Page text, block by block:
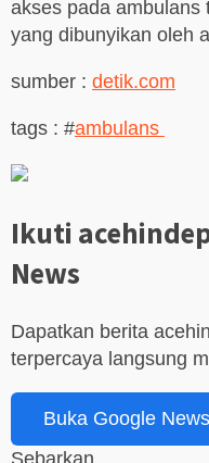
akses pada ambulans
yang dibunyikan oleh
sumber : detik.com
tags : #ambulans
Ikuti
News
Dapatkan berita
terpercaya langsung
Buka Google News
Sebarkan